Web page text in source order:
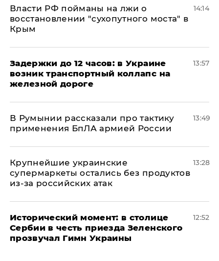
Власти РФ пойманы на лжи о
восстановлении "сухопутного моста" в
Крым
14:14
Задержки до 12 часов: в Украине
возник транспортный коллапс на
железной дороге
13:57
В Румынии рассказали про тактику
применения БпЛА армией России
13:49
Крупнейшие украинские
супермаркеты остались без продуктов
из-за российских атак
13:28
Исторический момент: в столице
Сербии в честь приезда Зеленского
прозвучал Гимн Украины
12:52